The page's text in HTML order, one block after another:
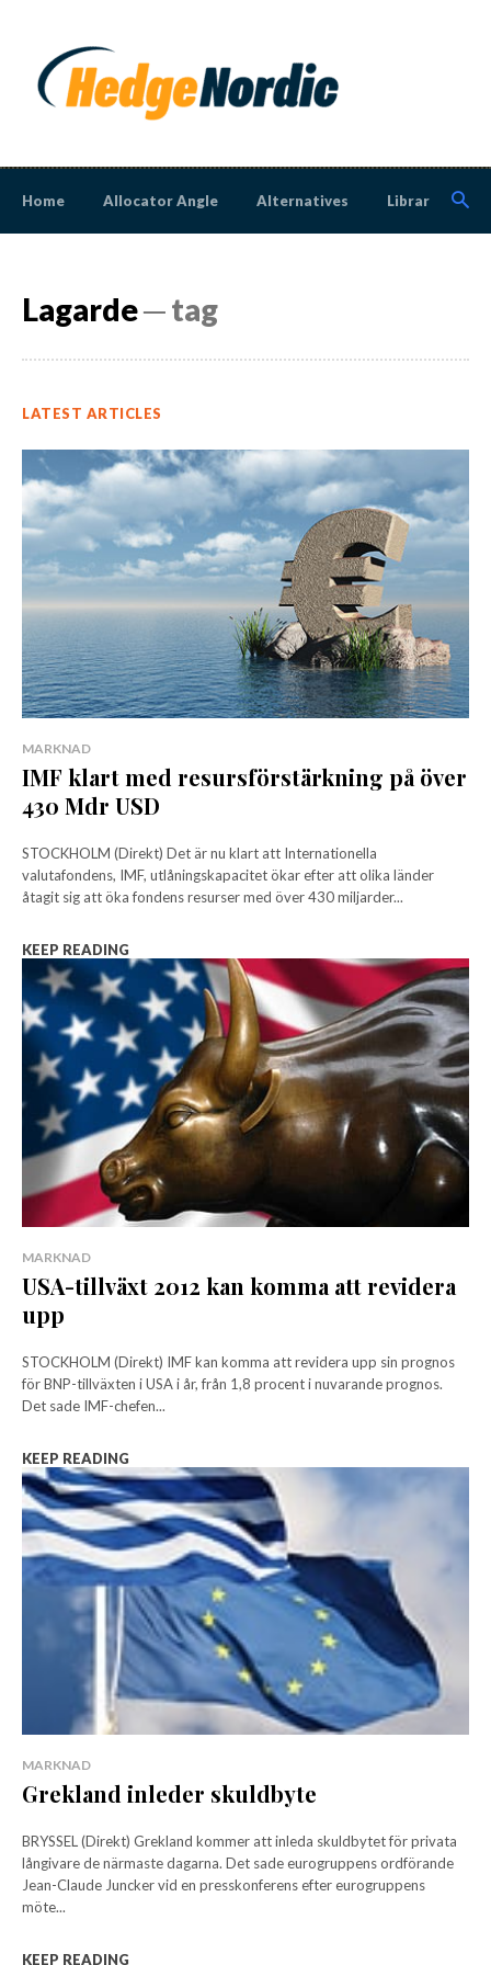
Home Allocator Angle Alternatives Library
Lagarde─ tag
LATEST ARTICLES
MARKNAD
IMF klart med resursförstärkning på över
430 Mdr USD
STOCKHOLM (Direkt) Det är nu klart att Internationella
valutafondens, IMF, utlåningskapacitet ökar efter att olika länder
åtagit sig att öka fondens resurser med över 430 miljarder...
KEEP READING
MARKNAD
USA-tillväxt 2012 kan komma att revidera
upp
STOCKHOLM (Direkt) IMF kan komma att revidera upp sin prognos
för BNP-tillväxten i USA i år, från 1,8 procent i nuvarande prognos.
Det sade IMF-chefen...
KEEP READING
MARKNAD
Grekland inleder skuldbyte
BRYSSEL (Direkt) Grekland kommer att inleda skuldbytet för privata
långivare de närmaste dagarna. Det sade eurogruppens ordförande
Jean-Claude Juncker vid en presskonferens efter eurogruppens
möte...
KEEP READING